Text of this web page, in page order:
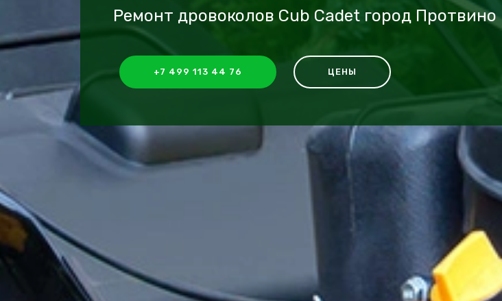
Ремонт дровоколов Cub Cadet город Протвино
+7 499 113 44 76 ЦЕНЫ